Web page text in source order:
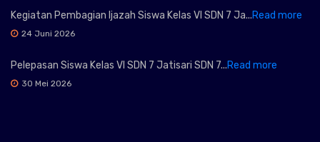
Kegiatan Pembagian Ijazah Siswa Kelas VI SDN 7 Ja...Read more
24 Juni 2026
Pelepasan Siswa Kelas VI SDN 7 Jatisari SDN 7...Read more
30 Mei 2026